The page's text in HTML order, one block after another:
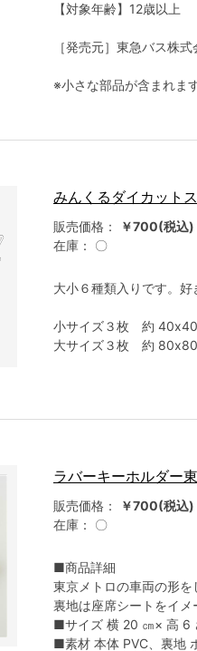
【対象年齢】12歳以上
［発売元］東急バス株
※小さな部品が含まれま
みんくるダイカット
販売価格：
￥700(税込)
在庫：
〇
大小６種類入りです。
小サイズ３枚 約
大サイズ３枚 約
ラバーキーホルダー
販売価格：
￥700(税込)
在庫：
〇
■商品詳細
東京メトロの車両の形を
裏地は座席シートをイメ
■サイズ 横 20 ㎝× 高 6
■素材 本体 PVC、裏地